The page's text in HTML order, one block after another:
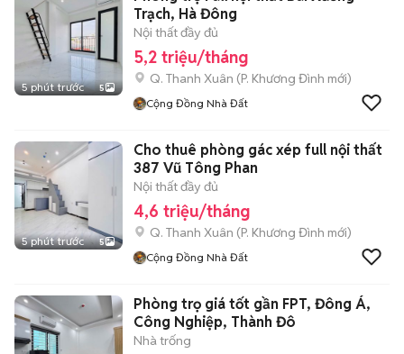
5 phút trước 5
Trạch, Hà Đông
Nội thất đầy đủ
5,2 triệu/tháng
Q. Thanh Xuân (P. Khương Đình mới)
Cộng Đồng Nhà Đất
5 phút trước 5
Cho thuê phòng gác xép full nội thất
387 Vũ Tông Phan
Nội thất đầy đủ
4,6 triệu/tháng
Q. Thanh Xuân (P. Khương Đình mới)
Cộng Đồng Nhà Đất
Phòng trọ giá tốt gần FPT, Đông Á,
Công Nghiệp, Thành Đô
Nhà trống